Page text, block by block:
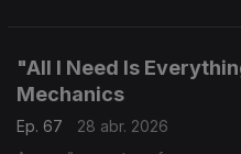
"All I Need Is
Mechanics
Ep. 67
28 abr. 2026